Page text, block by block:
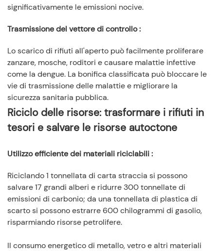
significativamente le emissioni nocive.
Trasmissione del vettore di controllo:
Lo scarico di rifiuti all'aperto può facilmente proliferare
zanzare, mosche, roditori e causare malattie infettive
come la dengue. La bonifica classificata può bloccare le
vie di trasmissione delle malattie e migliorare la
sicurezza sanitaria pubblica.
Riciclo delle risorse: trasformare i rifiuti in
tesori e salvare le risorse autoctone
Utilizzo efficiente dei materiali riciclabili:
Riciclando 1 tonnellata di carta straccia si possono
salvare 17 grandi alberi e ridurre 300 tonnellate di
emissioni di carbonio; da una tonnellata di plastica di
scarto si possono estrarre 600 chilogrammi di gasolio,
risparmiando risorse petrolifere.
Il consumo energetico di metallo, vetro e altri materiali